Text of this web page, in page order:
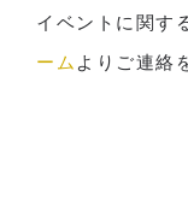
イベントに関す
ーム よりご連絡